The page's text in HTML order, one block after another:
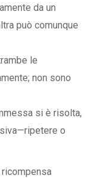
da un
può comunque
le
non sono
si è risolta,
o